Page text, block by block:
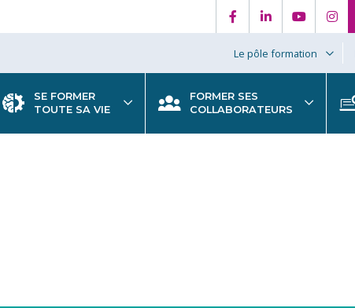
Le pôle formation
SE FORMER
TOUTE SA VIE
FORMER SES
COLLABORATEURS